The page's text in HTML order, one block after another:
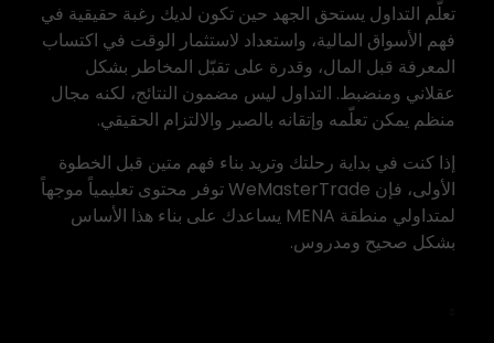
تعلّم التداول يستحق الجهد حين تكون لديك رغبة حقيقية في
فهم الأسواق المالية، واستعداد لاستثمار الوقت في اكتساب
المعرفة قبل المال، وقدرة على تقبّل المخاطر بشكل
عقلاني ومنضبط. التداول ليس مضمون النتائج، لكنه مجال
منظم يمكن تعلّمه وإتقانه بالصبر والالتزام الحقيقي.
إذا كنت في بداية رحلتك وتريد بناء فهم متين قبل الخطوة
الأولى، فإن WeMasterTradeتوفر محتوى تعليمياً موجهاً
لمتداولي منطقة MENA يساعدك على بناء هذا الأساس
بشكل صحيح ومدروس.